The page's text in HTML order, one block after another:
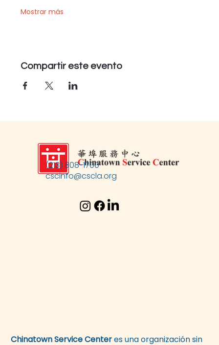
Mostrar más
Compartir este evento
(213) 808-1700
cscinfo@cscla.org
Chinatown Service Centeres una organización sin